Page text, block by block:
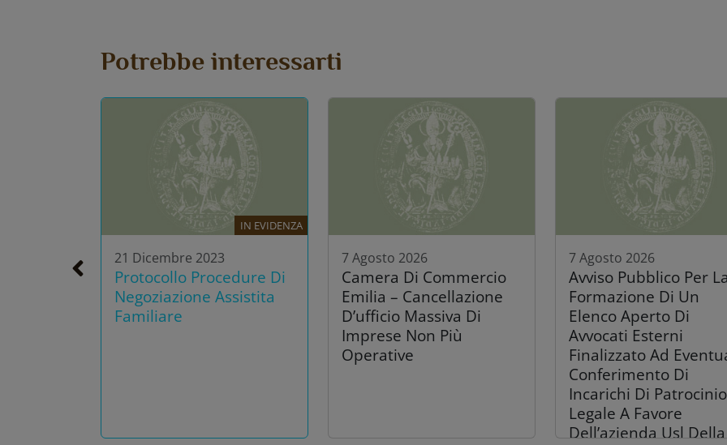
Potrebbe interessarti
IN EVIDENZA
21 Dicembre 2023
Protocollo Procedure Di
Negoziazione Assistita
Familiare
7 Agosto 2026
Camera Di Commercio
Emilia – Cancellazione
D’ufficio Massiva Di
Imprese Non Più
Operative
7 Agosto 2026
Avviso Pubblico Per La
Formazione Di Un
Elenco Aperto Di
Avvocati Esterni
Finalizzato Ad
Conferimento Di
Incarichi Di Patrocinio
Legale A Favore
Dell’azienda Usl Della